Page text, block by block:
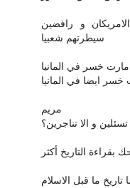
و رافضين
سيطرتهم شعبيا
خسر في المانيا
ايضا في المانيا
مريم
و الا تناجرين؟
التاريخ أكثر
ما قبل الاسلام